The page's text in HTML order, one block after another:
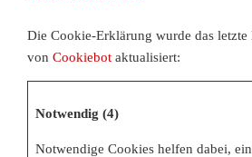
Die Cookie-Erklärung wurde das
von Cookiebot aktualisiert:
Notwendig (4)
Notwendige Cookies helfen dabei,